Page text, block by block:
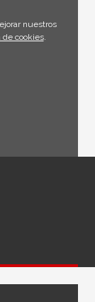
nuestros
de cookies.